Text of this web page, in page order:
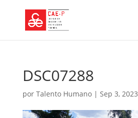
DSC07288
por Talento Humano| Sep 3, 2023